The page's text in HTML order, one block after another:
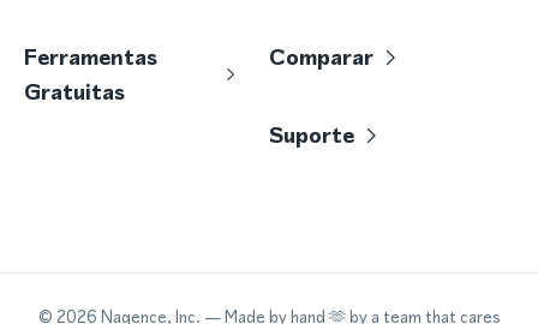
Ferramentas
Gratuitas
Comparar
Suporte
© 2026 Nagence, Inc. — Made by hand 🫶 by a team that cares